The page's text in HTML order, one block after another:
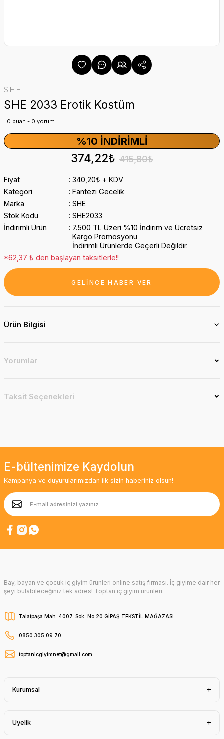
SHE
SHE 2033 Erotik Kostüm
0 puan - 0 yorum
%10 İNDIRIMLI
374,22₺ 415,80₺
Fiyat
340,20₺ + KDV
Kategori
Fantezi Gecelik
Marka
SHE
Stok Kodu
SHE2033
İndirimli Ürün
7.500 TL Üzeri %10 İndirim ve Ücretsiz
Kargo Promosyonu
İndirimli Ürünlerde Geçerli Değildir.
*62,37 ₺ den başlayan taksitlerle!!
GELİNCE HABER VER
Ürün Bilgisi
Yorumlar
Taksit Seçenekleri
E-bültenimize Kaydolun
Kampanya ve duyurularımızdan ilk sizin haberiniz olsun!
Bay, bayan ve çocuk iç giyim ürünleri online satış firması. İç giyime dair her
şeyi bulabileceğiniz tek adres! Toptan iç giyim ürünleri.
Talatpaşa Mah. 4007. Sok. No:20 GİPAŞ TEKSTİL MAĞAZASI
0850 305 09 70
toptanicgiyimnet@gmail.com
Kurumsal
Üyelik